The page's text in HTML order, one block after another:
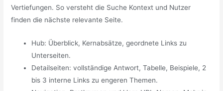
Vertiefungen. So versteht die Suche Kontext und Nutzer
finden die nächste relevante Seite.
Hub: Überblick, Kernabsätze, geordnete Links zu
Unterseiten.
Detailseiten: vollständige Antwort, Tabelle, Beispiele, 2
bis 3 interne Links zu engeren Themen.